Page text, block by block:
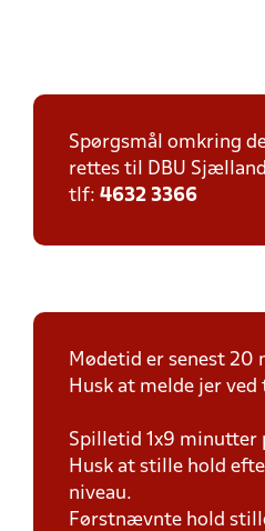
Spørgsmål omkring
rettes til DBU
tlf: 4632 3366
Mødetid er senest
Husk at melde jer
Spilletid 1x9 minutter
Husk at stille hold
niveau.
Førstnævnte hold